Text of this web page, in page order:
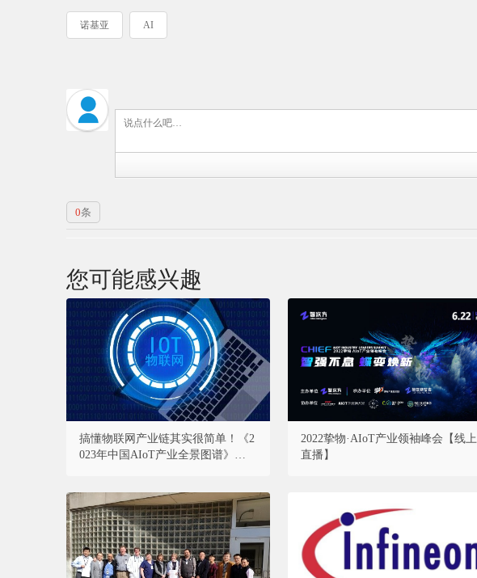
诺基亚 AI
0条
您可能感兴趣
搞懂物联网产业链其实很简单！《2
023年中国AIoT产业全景图谱》重磅
2022挚物·AIoT产业领袖峰会【线上
直播】